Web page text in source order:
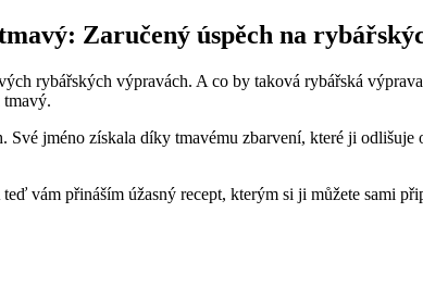
Zaručený úspěch na
rybářských výpravách. A co by taková rybářská
tmavý.
jméno získala díky tmavému zbarvení, které ji
vám přináším úžasný recept, kterým si ji můžete sami